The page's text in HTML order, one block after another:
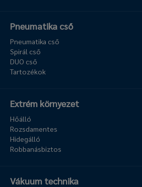
Pneumatika cső
Pneumatika cső
Spirál cső
DUO cső
Tartozékok
Extrém környezet
Hőálló
Rozsdamentes
Hidegálló
Robbanásbiztos
Vákuum technika